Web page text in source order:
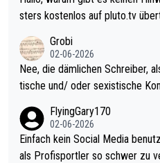
sters erstmal nichts. Ich denke sie wollen damit für nächstes J
ohl wenig WDF Turniere
es Jahr der Fall. Er musste als
den Qualifier und ich glaube
gas) antun würde, wenn er
el hat.
sters kostenlos auf pluto.tv
Grobi
02-06-2026
Nee, die dämlichen Schreiber,
tische und/ oder sexistische
s Leben in den Griff kriegen.
r war doch neulich erst
rovoziert hat. Und Littlers
FlyingGary170
02-06-2026
Einfach kein Social Media
als Profisportler so schwer zu